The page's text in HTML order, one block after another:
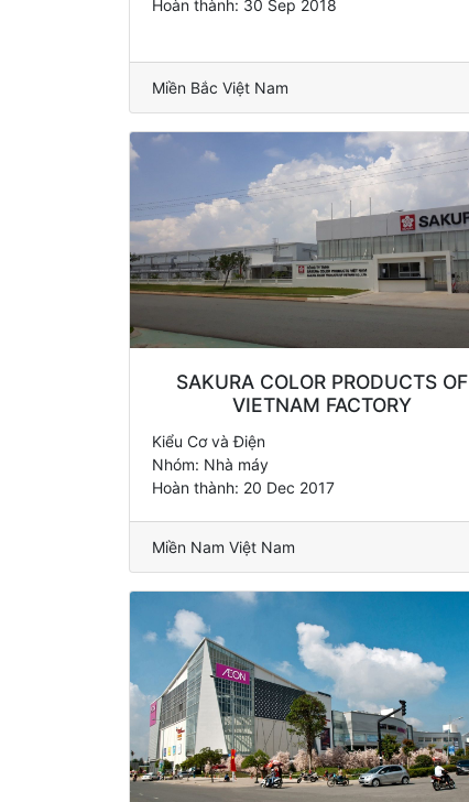
Hoàn thành: 30 Sep 2018
Miền Bắc Việt Nam
SAKURA COLOR PRODUCTS OF
VIETNAM FACTORY
Kiểu Cơ và Điện
Nhóm: Nhà máy
Hoàn thành: 20 Dec 2017
Miền Nam Việt Nam